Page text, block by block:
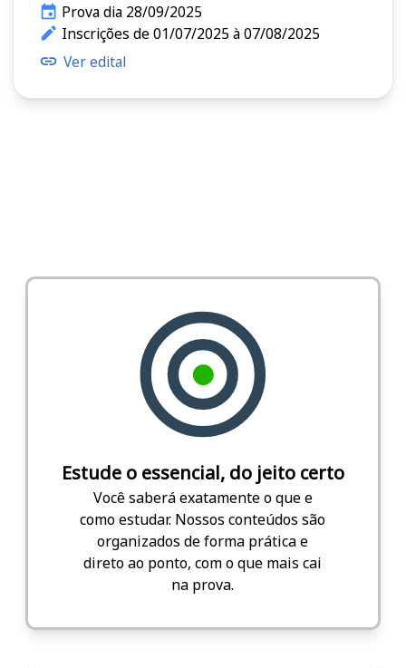
Prova dia 28/09/2025
Inscrições de 01/07/2025 à 07/08/2025
Ver edital
Estude o essencial, do jeito certo
Você saberá exatamente o que e
como estudar. Nossos conteúdos são
organizados de forma prática e
direto ao ponto, com o que mais cai
na prova.